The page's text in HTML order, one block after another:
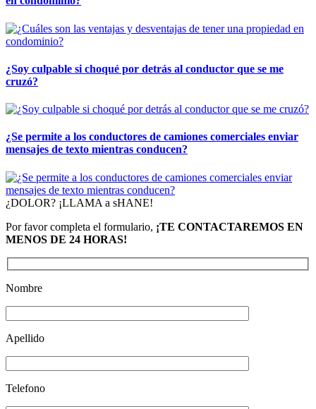
¿Soy culpable si choqué por detrás al conductor que se me
cruzó?
¿Se permite a los conductores de camiones comerciales enviar
mensajes de texto mientras conducen?
¿DOLOR? ¡LLAMA a sHANE!
Por favor completa el formulario, ¡TE CONTACTAREMOS EN
MENOS DE 24 HORAS!
Nombre
Apellido
Telefono